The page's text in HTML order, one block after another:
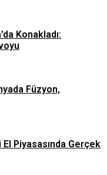
Konakladı:
Füzyon,
Piyasasında Gerçek